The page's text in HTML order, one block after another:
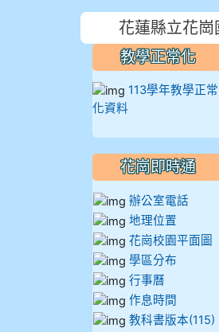
花蓮縣立花崗
教學正常化
113學年教學正常
化資料
花崗即時通
辦公室電話
地理位置
花崗校園平面圖
學區分布
行事曆
作息時間
教科書版本(115)